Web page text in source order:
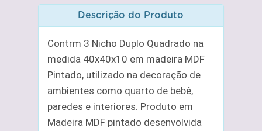
Descrição do Produto
Contrm 3 Nicho Duplo Quadrado na
medida 40x40x10 em madeira MDF
Pintado, utilizado na decoração de
ambientes como quarto de bebê,
paredes e interiores. Produto em
Madeira MDF pintado desenvolvida